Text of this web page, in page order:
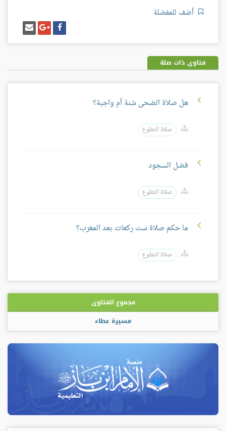
أضف للمفضلة
شارك
على
فيسبوك
شارك
على
غوغل
بلس
إرسل
إيميل
فتاوى ذات صلة
هل صلاة الضحى سُنة أم واجبة؟
صلاة التطوع
فضل السجود
صلاة التطوع
ما حكم صلاة ست ركعات بعد المغرب؟
صلاة التطوع
مجموع الفتاوى
مسيرة عطاء